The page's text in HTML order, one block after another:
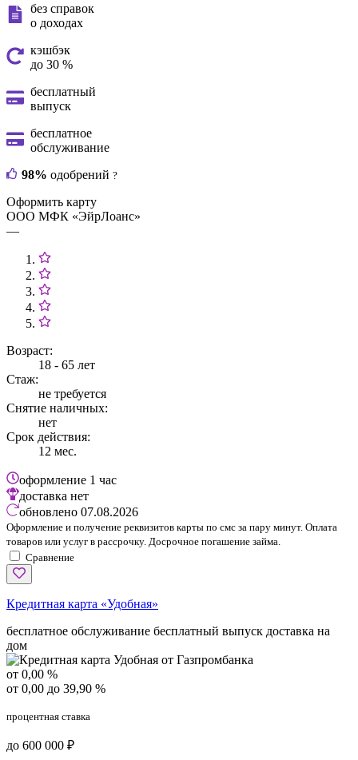
без справок
о доходах
кэшбэк
до 30 %
бесплатный
выпуск
бесплатное
обслуживание
98% одобрений ?
Оформить карту
ООО МФК «ЭйрЛоанс»
—
Возраст:
18 - 65 лет
Стаж:
не требуется
Снятие наличных:
нет
Срок действия:
12 мес.
оформление 1 час
доставка нет
обновлено 07.08.2026
Оформление и получение реквизитов карты по смс за пару минут. Оплата
товаров или услуг в рассрочку. Досрочное погашение займа.
Сравнение
Кредитная карта «Удобная»
бесплатное обслуживание бесплатный выпуск доставка на
дом
от 0,00 %
от 0,00 до 39,90 %
процентная ставка
до 600 000 ₽